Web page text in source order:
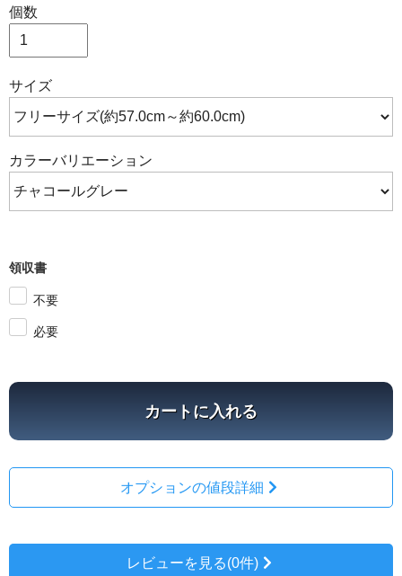
個数
サイズ
カラーバリエーション
領収書
不要
必要
カートに入れる
オプションの値段詳細
レビューを見る(0件)